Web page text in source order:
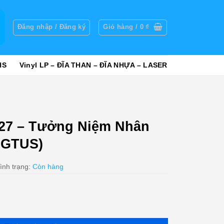
Đăng nhập / Đăng ký Giỏ hàng / 0₫
Vinyl LP – ĐĨA THAN – ĐĨA NHỰA – LASER
– Tưởng Niệm Nhân
trạng: Còn hàng